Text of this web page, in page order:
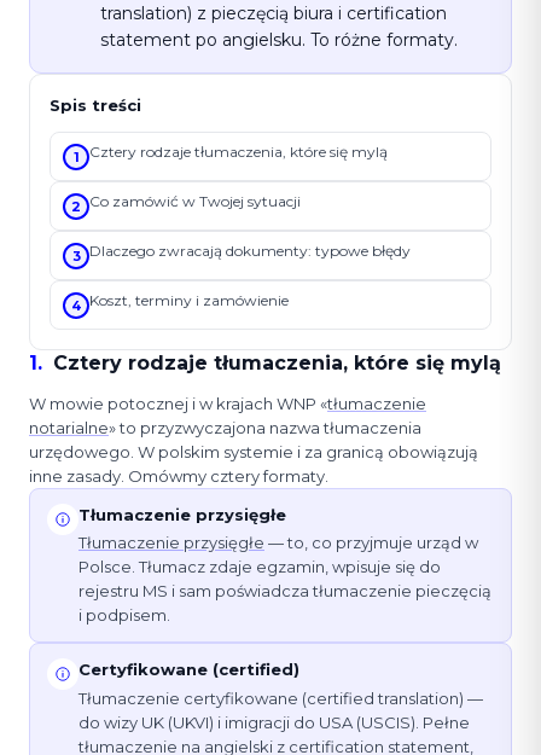
translation) z pieczęcią biura i certification
statement po angielsku. To różne formaty.
1 . Cztery rodzaje tłumaczenia, które się mylą
W mowie potocznej i w krajach WNP «tłumaczenie
notarialne» to przyzwyczajona nazwa tłumaczenia
urzędowego. W polskim systemie i za granicą obowiązują
inne zasady. Omówmy cztery formaty.
Tłumaczenie przysięgłe
Tłumaczenie przysięgłe — to, co przyjmuje urząd w
Polsce. Tłumacz zdaje egzamin, wpisuje się do
rejestru MS i sam poświadcza tłumaczenie pieczęcią
i podpisem.
Certyfikowane (certified)
Tłumaczenie certyfikowane (certified translation) —
do wizy UK (UKVI) i imigracji do USA (USCIS). Pełne
tłumaczenie na angielski z certification statement,
Spis treści
1 Cztery rodzaje tłumaczenia, które się mylą
2 Co zamówić w Twojej sytuacji
3 Dlaczego zwracają dokumenty: typowe błędy
4 Koszt, terminy i zamówienie